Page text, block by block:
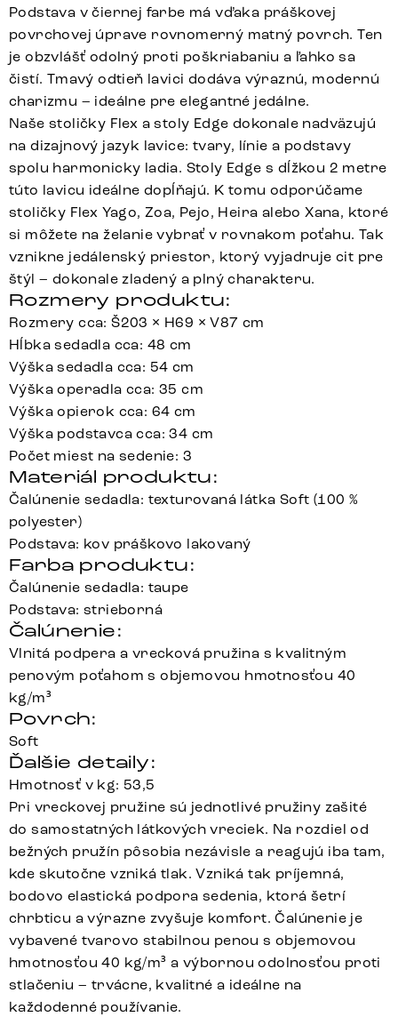
Podstava v čiernej farbe má vďaka práškovej
povrchovej úprave rovnomerný matný povrch. Ten
je obzvlášť odolný proti poškriabaniu a ľahko sa
čistí. Tmavý odtieň lavici dodáva výraznú, modernú
charizmu – ideálne pre elegantné jedálne.
Naše stoličky Flex a stoly Edge dokonale nadväzujú
na dizajnový jazyk lavice: tvary, línie a podstavy
spolu harmonicky ladia. Stoly Edge s dĺžkou 2 metre
túto lavicu ideálne dopĺňajú. K tomu odporúčame
stoličky Flex Yago, Zoa, Pejo, Heira alebo Xana, ktoré
si môžete na želanie vybrať v rovnakom poťahu. Tak
vznikne jedálenský priestor, ktorý vyjadruje cit pre
štýl – dokonale zladený a plný charakteru.
Rozmery produktu:
Rozmery cca: Š203 × H69 × V87 cm
Hĺbka sedadla cca: 48 cm
Výška sedadla cca: 54 cm
Výška operadla cca: 35 cm
Výška opierok cca: 64 cm
Výška podstavca cca: 34 cm
Počet miest na sedenie: 3
Materiál produktu:
Čalúnenie sedadla: texturovaná látka Soft (100 %
polyester)
Podstava: kov práškovo lakovaný
Farba produktu:
Čalúnenie sedadla: taupe
Podstava: strieborná
Čalúnenie:
Vlnitá podpera a vrecková pružina s kvalitným
penovým poťahom s objemovou hmotnosťou 40
kg/m³
Povrch:
Soft
Ďalšie detaily:
Hmotnosť v kg: 53,5
Pri vreckovej pružine sú jednotlivé pružiny zašité
do samostatných látkových vreciek. Na rozdiel od
bežných pružín pôsobia nezávisle a reagujú iba tam,
kde skutočne vzniká tlak. Vzniká tak príjemná,
bodovo elastická podpora sedenia, ktorá šetrí
chrbticu a výrazne zvyšuje komfort. Čalúnenie je
vybavené tvarovo stabilnou penou s objemovou
hmotnosťou 40 kg/m³ a výbornou odolnosťou proti
stlačeniu – trvácne, kvalitné a ideálne na
každodenné používanie.